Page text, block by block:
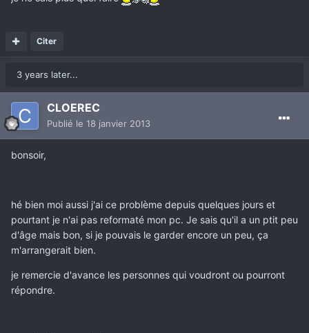
Citer
3 years later...
CLOEREC
Publié le 18 janvier 2013
bonsoir,
hé bien moi aussi j'ai ce problème depuis quelques jours et
pourtant je n'ai pas reformaté mon pc. Je sais qu'il a un ptit peu
d'âge mais bon, si je pouvais le garder encore un peu, ça
m'arrangerait bien.
je remercie d'avance les personnes qui voudront ou pourront
répondre.